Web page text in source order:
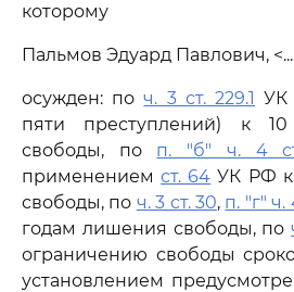
которому
Пальмов Эдуард Павлович,
осужден: поч. 3 ст. 229.1 УК
пяти преступлений) к
свободы, по п. "б" ч. 4
применениемст. 64 УК РФ к
свободы, по ч. 3 ст. 30, п. "г" ч.
годам лишения свободы, по
ограничению свободы
установлением